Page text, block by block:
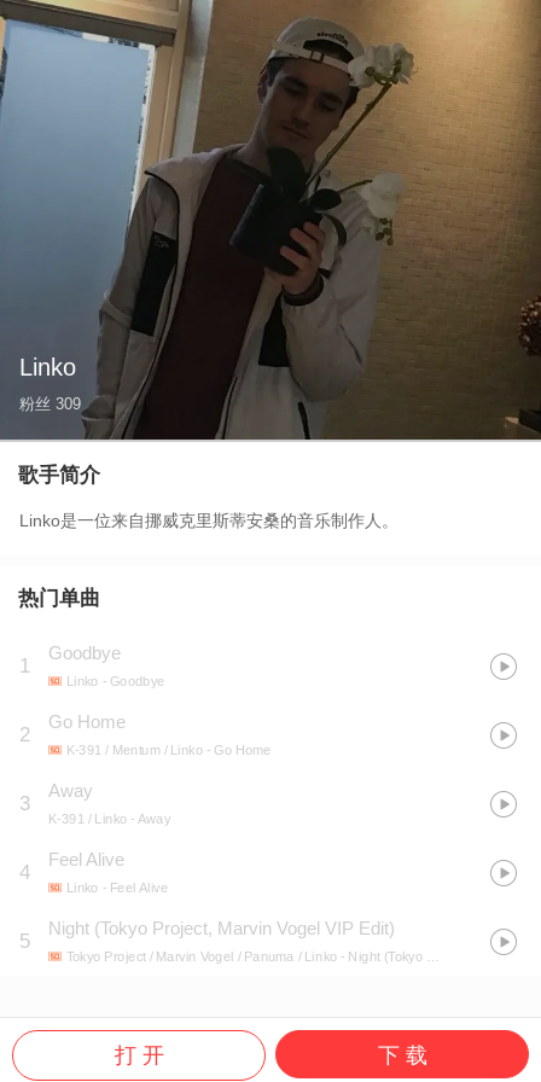
Linko
粉丝 309
歌手简介
Linko是一位来自挪威克里斯蒂安桑的音乐制作人。
热门单曲
1
Goodbye
Linko - Goodbye
2
Go Home
K-391 / Mentum / Linko - Go Home
3
Away
K-391 / Linko - Away
4
Feel Alive
Linko - Feel Alive
5
Night (Tokyo Project, Marvin Vogel VIP Edit)
Tokyo Project / Marvin Vogel / Panuma / Linko - Night (Tokyo Project, Marvin Vogel VIP Edit)
打 开 下 载